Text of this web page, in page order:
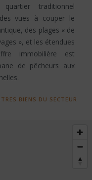
traditionnel
vues à couper le
des plages « de
», et les étendues
de pêcheurs aux
BIENS DU SECTEUR